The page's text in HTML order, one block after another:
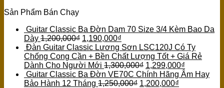
Sản Phẩm Bán Chạy
Guitar Classic Ba Đờn Dam 70 Size 3/4 Kèm Bao Da
Dày 1,200,000₫ 1,190,000₫
Đàn Guitar Classic Lương Sơn LSC120J Có Ty
Chống Cong Cần + Bền Chất Lượng Tốt + Giá Rẻ
Dành Cho Người Mới 1,300,000₫ 1,299,000₫
Guitar Classic Ba Đờn VE70C Chính Hãng Âm Hay
Bảo Hành 12 Tháng 1,250,000₫ 1,200,000₫